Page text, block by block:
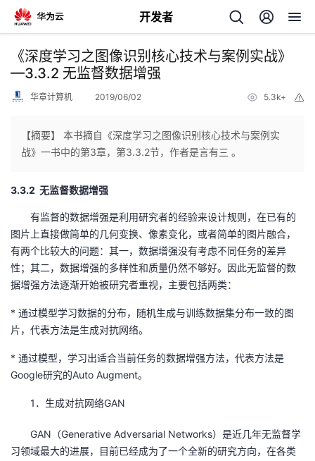
开发者
返
回
主
页
的
开
发
我
的
我
《深度学习之图像识别核心技术与案例实战》
—3.3.2 无监督数据增强
华章计算机 2019/06/02 5.3k+
【摘要】 本书摘自《深度学习之图像识别核心技术与案例实
战》一书中的第3章，第3.3.2节，作者是言有三 。
3.3.2 无监督数据增强
有监督的数据增强是利用研究者的经验来设计规则，在已有的
图片上直接做简单的几何变换、像素变化，或者简单的图片融合，
有两个比较大的问题：其一，数据增强没有考虑不同任务的差异
性；其二，数据增强的多样性和质量仍然不够好。因此无监督的数
据增强方法逐渐开始被研究者重视，主要包括两类：
* 通过模型学习数据的分布，随机生成与训练数据集分布一致的图
片，代表方法是生成对抗网络。
* 通过模型，学习出适合当前任务的数据增强方法，代表方法是
Google研究的Auto Augment。
1．生成对抗网络GAN
GAN（Generative Adversarial Networks）是近几年无监督学
习领域最大的进展，目前已经成为了一个全新的研究方向，在各类